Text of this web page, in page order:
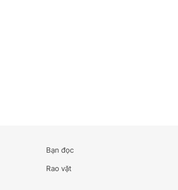
Bạn đọc
Rao vặt